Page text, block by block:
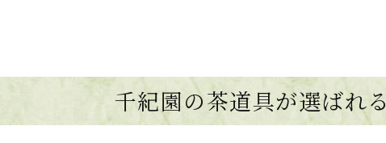
千紀園の茶道具が選ばれる